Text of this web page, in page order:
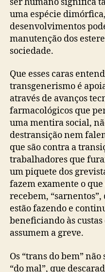
uma espécie
desenvolvimentos
manutenção dos
sociedade.
Que esses caras
transgenerismo é
através de avanços
farmacológicos que
uma mentira social,
destransição nem
que são contra a
trabalhadores que
um piquete dos
fazem examente o
recebem, “sarnentos”,
estão fazendo e
beneficiando às custas
assumem a greve.
Os “trans do bem”
“do mal”, que